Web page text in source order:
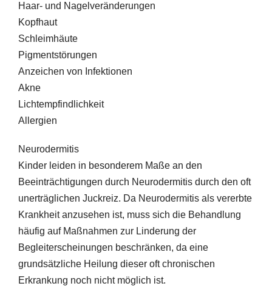
Haar- und Nagelveränderungen
Kopfhaut
Schleimhäute
Pigmentstörungen
Anzeichen von Infektionen
Akne
Lichtempfindlichkeit
Allergien
Neurodermitis
Kinder leiden in besonderem Maße an den
Beeinträchtigungen durch Neurodermitis durch den oft
unerträglichen Juckreiz. Da Neurodermitis als vererbte
Krankheit anzusehen ist, muss sich die Behandlung
häufig auf Maßnahmen zur Linderung der
Begleiterscheinungen beschränken, da eine
grundsätzliche Heilung dieser oft chronischen
Erkrankung noch nicht möglich ist.